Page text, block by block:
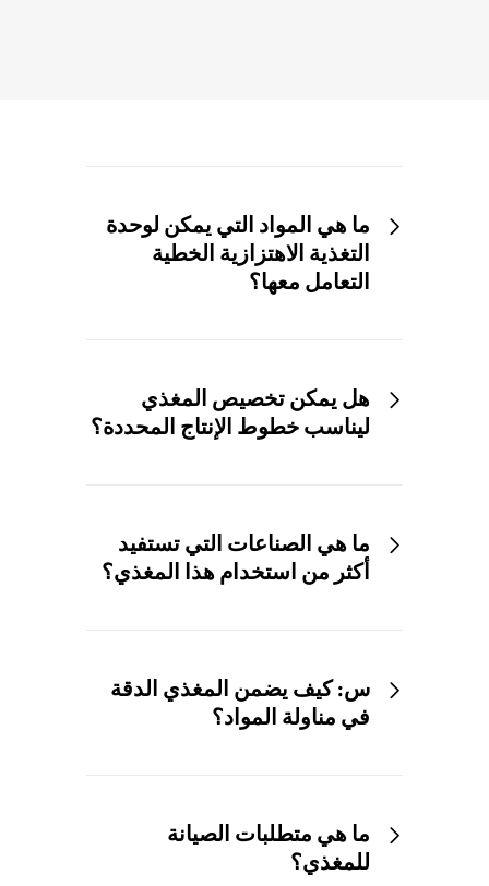
ما هي المواد التي يمكن لوحدة
التغذية الاهتزازية الخطية
التعامل معها؟
هل يمكن تخصيص المغذي
ليناسب خطوط الإنتاج المحددة؟
ما هي الصناعات التي تستفيد
أكثر من استخدام هذا المغذي؟
س: كيف يضمن المغذي الدقة
في مناولة المواد؟
ما هي متطلبات الصيانة
للمغذي؟